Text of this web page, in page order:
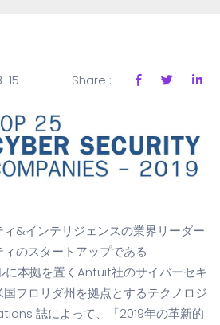
15 Share :
&インテリジェンスの業界リーダー
のスタートアップである
に本拠を置くAntuit社のサイバーセキ
フロリダ州を拠点とするテクノロジ
誌によって、「2019年の革新的